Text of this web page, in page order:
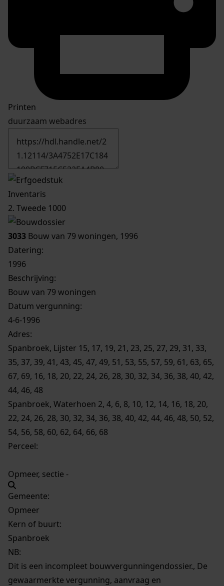
Printen
duurzaam webadres
Inventaris
2. Tweede 1000
3033 Bouw van 79 woningen, 1996
Datering:
1996
Beschrijving:
Bouw van 79 woningen
Datum vergunning:
4-6-1996
Adres:
Spanbroek, Lijster 15, 17, 19, 21, 23, 25, 27, 29, 31, 33,
35, 37, 39, 41, 43, 45, 47, 49, 51, 53, 55, 57, 59, 61, 63, 65,
67, 69, 16, 18, 20, 22, 24, 26, 28, 30, 32, 34, 36, 38, 40, 42,
44, 46, 48
Spanbroek, Waterhoen 2, 4, 6, 8, 10, 12, 14, 16, 18, 20,
22, 24, 26, 28, 30, 32, 34, 36, 38, 40, 42, 44, 46, 48, 50, 52,
54, 56, 58, 60, 62, 64, 66, 68
Perceel:
Opmeer, sectie -
Gemeente:
Opmeer
Kern of buurt:
Spanbroek
NB:
Dit is een incompleet bouwvergunningendossier., De
gewaarmerkte vergunning, aanvraag en